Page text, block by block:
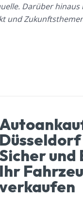
Darüber
und
Düsseldorf
und
Ihr